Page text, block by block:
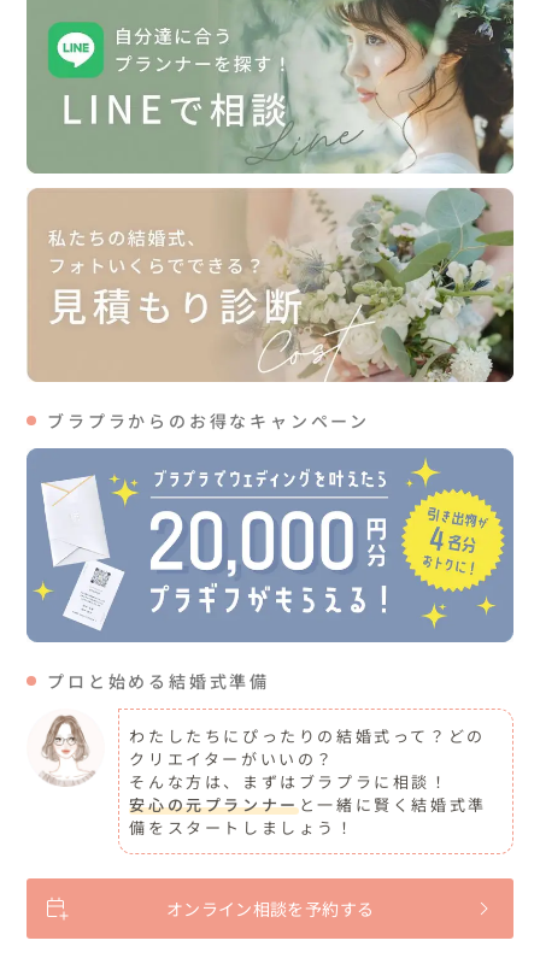
ブラプラからのお得なキャンペーン
プロと始める結婚式準備
わたしたちにぴったりの結婚式って？どの
クリエイターがいいの？
そんな方は、まずはブラプラに相談！
安心の元プランナーと一緒に賢く結婚式準
備をスタートしましょう！
オンライン相談を予約する